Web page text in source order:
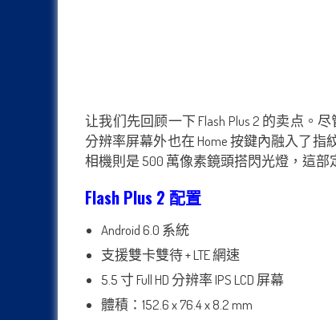
让我们先回顾一下 Flash Plus 2 的卖点。
分辨率屏幕外也在 Home 按鍵內融入了指
相機則是 500 萬像素鏡頭搭閃光燈，這
Flash Plus 2 配置
Android 6.0 系統
支援雙卡雙待 + LTE 網速
5.5 寸 Full HD 分辨率 IPS LCD 屏幕
體積：152.6 x 76.4 x 8.2 mm